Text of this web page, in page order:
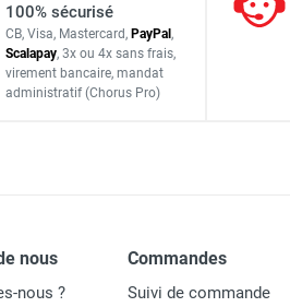
matériaux (béton, brique, pierre).
disque spécialisé sera beaucoup
100% sécurisé
CB, Visa, Mastercard, PayPal,
Scalapay, 3x ou 4x sans frais,
virement bancaire, mandat
administratif (Chorus Pro)
nous
nous ?
Commandes
Suivi de commande